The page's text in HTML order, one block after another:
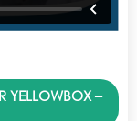
YELLOWBOX –